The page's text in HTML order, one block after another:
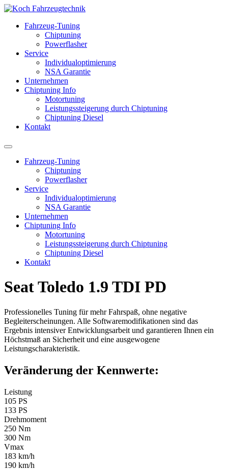
Fahrzeug-Tuning
Chiptuning
Powerflasher
Service
Individualoptimierung
NSA Garantie
Unternehmen
Chiptuning Info
Motortuning
Leistungssteigerung durch Chiptuning
Chiptuning Diesel
Kontakt
Fahrzeug-Tuning
Chiptuning
Powerflasher
Service
Individualoptimierung
NSA Garantie
Unternehmen
Chiptuning Info
Motortuning
Leistungssteigerung durch Chiptuning
Chiptuning Diesel
Kontakt
Seat Toledo 1.9 TDI PD
Professionelles Tuning für mehr Fahrspaß, ohne negative
Begleiterscheinungen. Alle Softwaremodifikationen sind das
Ergebnis intensiver Entwicklungsarbeit und garantieren Ihnen ein
Höchstmaß an Sicherheit und eine ausgewogene
Leistungscharakteristik.
Veränderung der Kennwerte:
Leistung
105 PS
133 PS
Drehmoment
250 Nm
300 Nm
Vmax
183 km/h
190 km/h